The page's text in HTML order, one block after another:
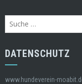
Suche
nach:
DATENSCHUTZ
www.hundeverein-